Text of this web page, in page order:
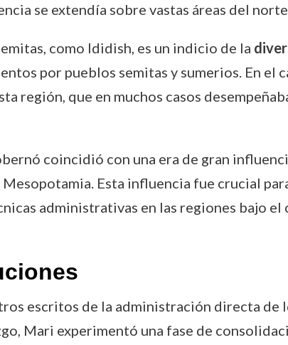
se extendía sobre vastas áreas del
como Ididish, es un indicio de la
por pueblos semitas y sumerios. En el
región, que en muchos casos
coincidió con una era de gran
Esta influencia fue crucial
administrativas en las regiones bajo
escritos de la administración directa
Mari experimentó una fase de